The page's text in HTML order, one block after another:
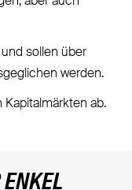
sollen über
werden.
Kapitalmärkten ab.